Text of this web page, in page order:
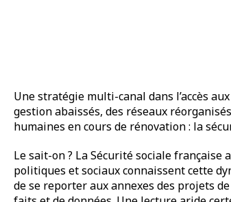
Une stratégie multi-canal dans l’accès
gestion abaissés, des réseaux
humaines en cours de rénovation : la
Le sait-on ? La Sécurité sociale française
politiques et sociaux connaissent cette
de se reporter aux annexes des projets